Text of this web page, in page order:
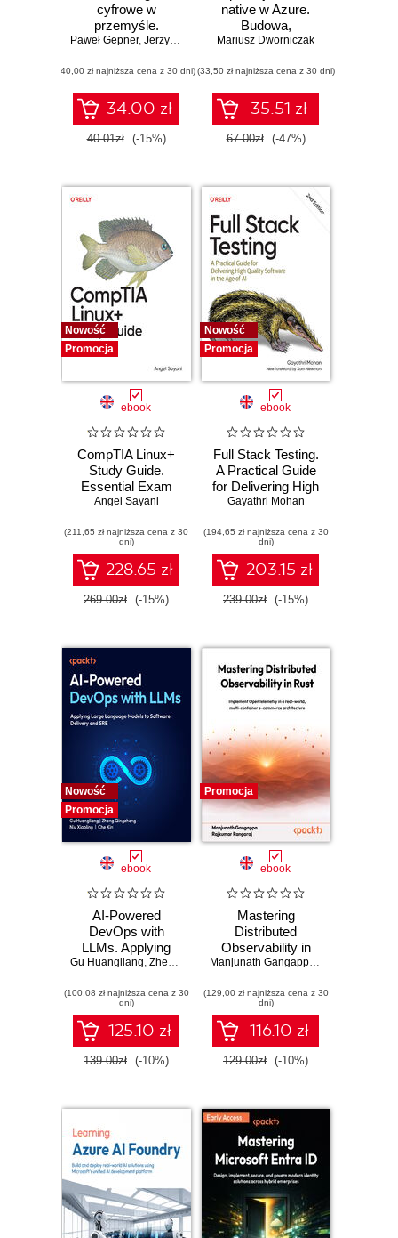
cyfrowe w
przemyśle.
Możliwości i
Paweł Gepner, Jerzy Krawiec
(40,00 zł najniższa cena z 30 dni)
34.00 zł
40.01zł (-15%)
native w Azure.
Budowa,
wdrażanie i
Mariusz Dworniczak
(33,50 zł najniższa cena z 30 dni)
35.51 zł
67.00zł (-47%)
Nowość
Promocja
ebook
CompTIA Linux+
Study Guide.
Essential Exam
Prep
Angel Sayani
(211,65 zł najniższa cena z 30
dni)
228.65 zł
269.00zł (-15%)
Nowość
Promocja
ebook
Full Stack Testing.
A Practical Guide
for Delivering High
Quality Software in
Edition
Gayathri Mohan
(194,65 zł najniższa cena z 30
dni)
203.15 zł
239.00zł (-15%)
Nowość
Promocja
ebook
AI-Powered
DevOps with
LLMs. Applying
Large Language
Delivery and SRE
Gu Huangliang, Zheng Qingzheng ,Niu Xiaoling,Che Xin
(100,08 zł najniższa cena z 30
dni)
125.10 zł
139.00zł (-10%)
Promocja
ebook
Mastering
Distributed
Observability in
Rust. Implement
a real-world, multi-
container e-
commerce
architecture
Manjunath Gangappa,
(129,00 zł najniższa cena z 30
dni)
116.10 zł
129.00zł (-10%)